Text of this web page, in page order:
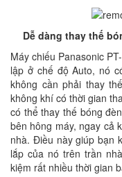
Dễ dàng thay thế
Máy chiếu Panasonic
lập ở chế độ Auto, nó
không cần phải thay
không khí có thời gian
có thể thay thế bóng
bên hông máy, ngay cả
nhà. Điều này giúp bạn
lắp của nó trên trần
kiệm rất nhiều thời gian